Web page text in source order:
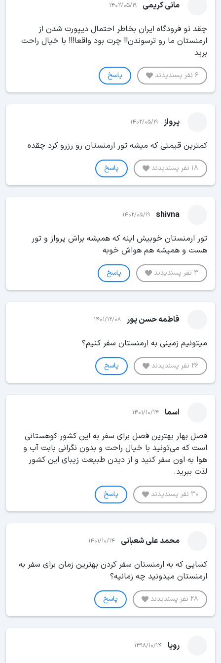
مانی کریمی 1402/05/19
چقد تو فرودگاه ایران بخاطر احتمال دیپورت شدن از
ارمنستان ما رو ترسوندن!! چرت بود واقعا!!! با خیال راحت
برید
6 نفر پسندیدند پاسخ
پرواز 1402/05/19
کمترین قیمتی که میشه تور ارمنستان رو رزرو کرد چقده
18 نفر پسندیدند پاسخ
shivna
1402/05/19
تور ارمنستان خوبیش اینه که همیشه براش پرواز و تور
هست و همیشه هم هواش خوبه
3 نفر پسندیدند پاسخ
فاطمه حسن پور 1401/12/08
میتونیم زمینی به ارمنستان سفر کنیم؟
26 نفر پسندیدند پاسخ
اسما 1401/10/14
فصل بهار بهترین فصل برای سفر به این کشور کوهستانی
است که می‌تونید با خیال راحت و بدون نگرانی بابت آب و
هوا به اون سفر کنید و از دیدن طبیعت زیبای این کشور
لذت ببرید.
30 نفر پسندیدند پاسخ
محمد علی شعبانی 1401/10/14
کسایی که به ارمنستان سفر کردن بهترین زمان برای سفر به
ارمنستان میدونید چه زمانیه؟
28 نفر پسندیدند پاسخ
رویا 1398/10/14